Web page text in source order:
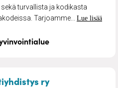
turvallista ja kodikasta
Tarjoamme... Lue lisää
ry– Vuokrakoteja